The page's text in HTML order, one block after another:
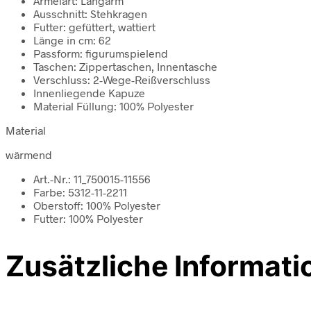
Ausschnitt: Stehkragen
Futter: gefüttert, wattiert
Länge in cm: 62
Passform: figurumspielend
Taschen: Zippertaschen, Innentasche
Verschluss: 2-Wege-Reißverschluss
Innenliegende Kapuze
Material Füllung: 100% Polyester
Material
wärmend
Art.-Nr.: 11_750015-11556
Farbe: 5312-11-2211
Oberstoff: 100% Polyester
Futter: 100% Polyester
Zusätzliche